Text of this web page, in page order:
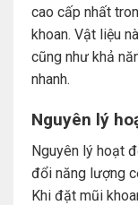
cao cấp nhất
khoan. Vật liệu
cũng như khả
nhanh.
Nguyên lý
Nguyên lý hoạt
đổi năng lượng
Khi đặt mũi